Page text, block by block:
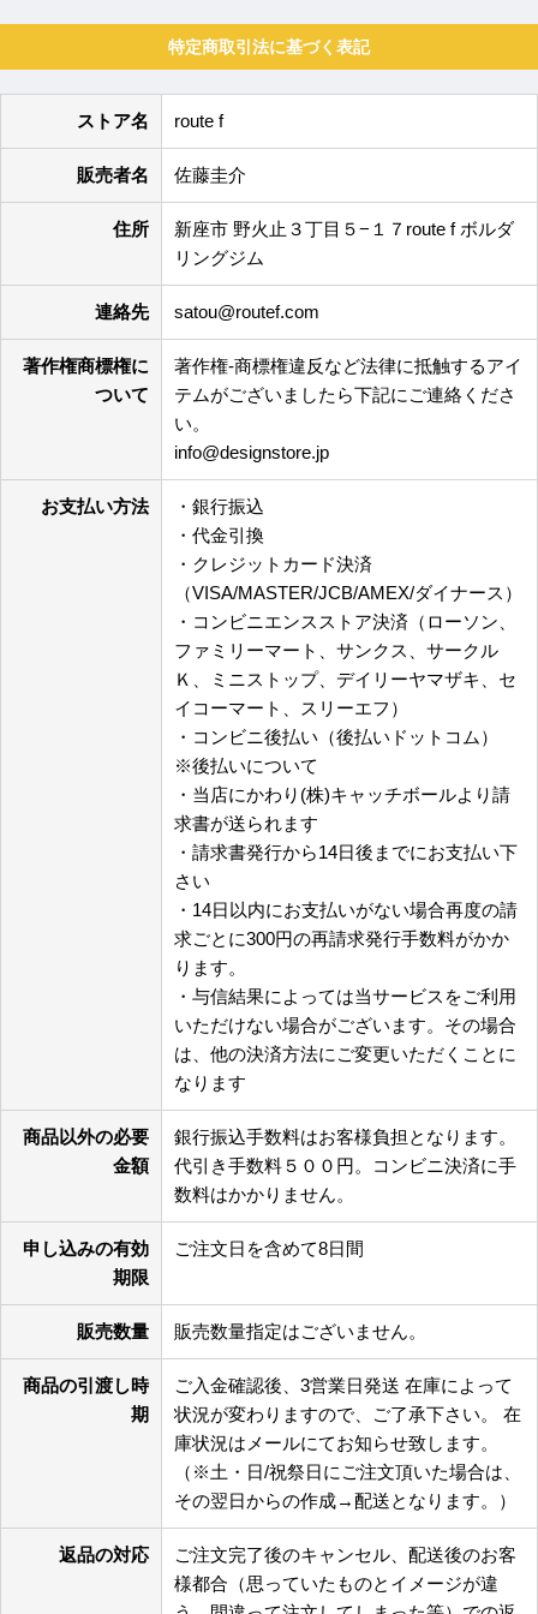
特定商取引法に基づく表記
ストア名 route f
販売者名 佐藤圭介
住所
新座市 野火止３丁目５−１７route f ボルダ
リングジム
連絡先 satou@routef.com
著作権商標権に
ついて
著作権-商標権違反など法律に抵触するアイ
テムがございましたら下記にご連絡くださ
い。
info@designstore.jp
お支払い方法
・銀行振込
・代金引換
・クレジットカード決済
（VISA/MASTER/JCB/AMEX/ダイナース）
・コンビニエンスストア決済（ローソン、
ファミリーマート、サンクス、サークル
Ｋ、ミニストップ、デイリーヤマザキ、セ
イコーマート、スリーエフ）
・コンビニ後払い（後払いドットコム）
※後払いについて
・当店にかわり(株)キャッチボールより請
求書が送られます
・請求書発行から14日後までにお支払い下
さい
・14日以内にお支払いがない場合再度の請
求ごとに300円の再請求発行手数料がかか
ります。
・与信結果によっては当サービスをご利用
いただけない場合がございます。その場合
は、他の決済方法にご変更いただくことに
なります
商品以外の必要
金額
銀行振込手数料はお客様負担となります。
代引き手数料５００円。コンビニ決済に手
数料はかかりません。
申し込みの有効
期限
ご注文日を含めて8日間
販売数量 販売数量指定はございません。
商品の引渡し時
期
ご入金確認後、3営業日発送 在庫によって
状況が変わりますので、ご了承下さい。 在
庫状況はメールにてお知らせ致します。
（※土・日/祝祭日にご注文頂いた場合は、
その翌日からの作成→配送となります。）
返品の対応
ご注文完了後のキャンセル、配送後のお客
様都合（思っていたものとイメージが違